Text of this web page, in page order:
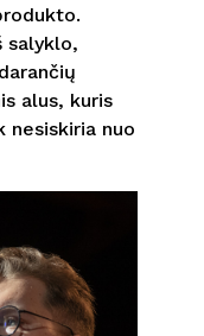
salyklo,
alus, kuris
nuo